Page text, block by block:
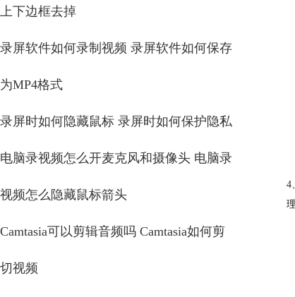
上下边框去掉
录屏软件如何录制视频 录屏软件如何保存
为MP4格式
录屏时如何隐藏鼠标 录屏时如何保护隐私
电脑录视频怎么开麦克风和摄像头 电脑录
视频怎么隐藏鼠标箭头
Camtasia可以剪辑音频吗 Camtasia如何剪
切视频
4